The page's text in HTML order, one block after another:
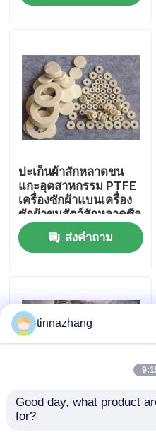
สินค้า
เกี่ยวกับเรา
ทัวร์โรงงาน
ควบคุมคุณภาพ
ติดต่อเรา
ขอใบเสนอราคา
ยางซีลน้ำมัน
ปะเก็นผ้าสักหลาดขน
แกะอุตสาหกรรม PTFE
เครื่องซักผ้าแบนเครื่อง
ซักผ้าขนสัตว์สักหลาดซีล
น้ำมันขนาดที่กำหนดเอง
ส่งคำถาม
ซีลน้ำมัน PTFE สำหรับ
tinnazhang
Good day, what product
for?